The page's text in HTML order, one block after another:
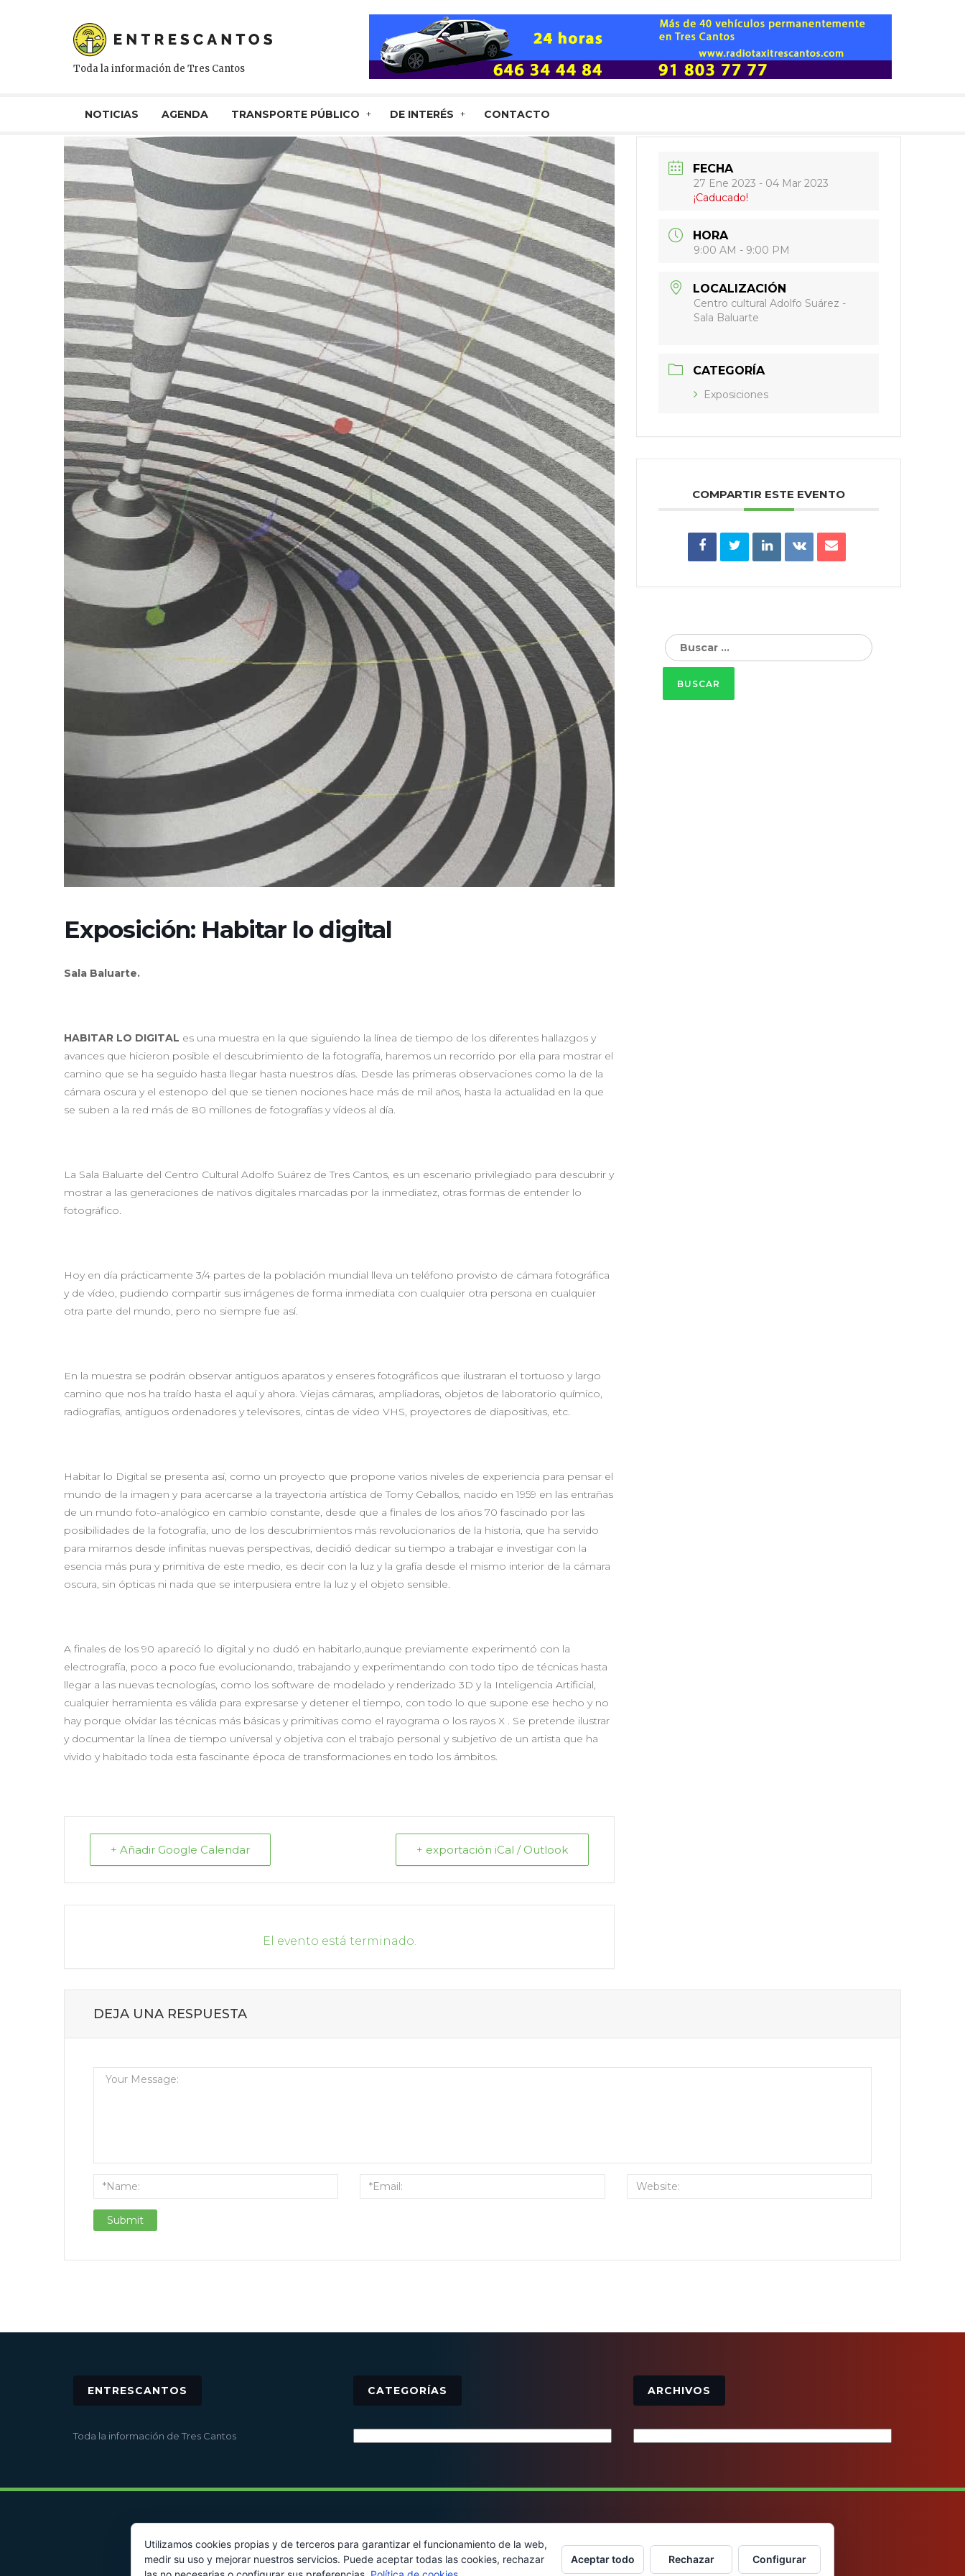
Toda la información de Tres Cantos
NOTICIAS AGENDA TRANSPORTE PÚBLICO DE INTERÉS CONTACTO
Exposición: Habitar lo digital
Sala Baluarte.
HABITAR LO DIGITAL es una muestra en la que siguiendo la línea de tiempo de los diferentes hallazgos y
avances que hicieron posible el descubrimiento de la fotografía, haremos un recorrido por ella para mostrar el
camino que se ha seguido hasta llegar hasta nuestros días. Desde las primeras observaciones como la de la
cámara oscura y el estenopo del que se tienen nociones hace más de mil años, hasta la actualidad en la que
se suben a la red más de 80 millones de fotografías y vídeos al día.
La Sala Baluarte del Centro Cultural Adolfo Suárez de Tres Cantos, es un escenario privilegiado para descubrir y
mostrar a las generaciones de nativos digitales marcadas por la inmediatez, otras formas de entender lo
fotográfico.
Hoy en día prácticamente 3/4 partes de la población mundial lleva un teléfono provisto de cámara fotográfica
y de vídeo, pudiendo compartir sus imágenes de forma inmediata con cualquier otra persona en cualquier
otra parte del mundo, pero no siempre fue así.
En la muestra se podrán observar antiguos aparatos y enseres fotográficos que ilustraran el tortuoso y largo
camino que nos ha traído hasta el aquí y ahora. Viejas cámaras, ampliadoras, objetos de laboratorio químico,
radiografías, antiguos ordenadores y televisores, cintas de video VHS, proyectores de diapositivas, etc.
Habitar lo Digital se presenta así, como un proyecto que propone varios niveles de experiencia para pensar el
mundo de la imagen y para acercarse a la trayectoria artística de Tomy Ceballos, nacido en 1959 en las entrañas
de un mundo foto-analógico en cambio constante, desde que a finales de los años 70 fascinado por las
posibilidades de la fotografía, uno de los descubrimientos más revolucionarios de la historia, que ha servido
para mirarnos desde infinitas nuevas perspectivas, decidió dedicar su tiempo a trabajar e investigar con la
esencia más pura y primitiva de este medio, es decir con la luz y la grafía desde el mismo interior de la cámara
oscura, sin ópticas ni nada que se interpusiera entre la luz y el objeto sensible.
A finales de los 90 apareció lo digital y no dudó en habitarlo,aunque previamente experimentó con la
electrografía, poco a poco fue evolucionando, trabajando y experimentando con todo tipo de técnicas hasta
llegar a las nuevas tecnologías, como los software de modelado y renderizado 3D y la Inteligencia Artificial,
cualquier herramienta es válida para expresarse y detener el tiempo, con todo lo que supone ese hecho y no
hay porque olvidar las técnicas más básicas y primitivas como el rayograma o los rayos X . Se pretende ilustrar
y documentar la línea de tiempo universal y objetiva con el trabajo personal y subjetivo de un artista que ha
vivido y habitado toda esta fascinante época de transformaciones en todo los ámbitos.
+ Añadir Google Calendar + exportación iCal / Outlook
El evento está terminado.
FECHA
27 Ene 2023 - 04 Mar 2023
¡Caducado!
HORA
9:00 AM - 9:00 PM
LOCALIZACIÓN
Centro cultural Adolfo Suárez -
Sala Baluarte
CATEGORÍA
Exposiciones
COMPARTIR ESTE EVENTO
Buscar:
DEJA UNA RESPUESTA
ENTRESCANTOS
Toda la información de Tres Cantos
CATEGORÍAS ARCHIVOS
© 2016 - Todos los derechos reservados
Utilizamos cookies propias y de terceros para garantizar el funcionamiento de la web,
medir su uso y mejorar nuestros servicios. Puede aceptar todas las cookies, rechazar
Aceptar todo Rechazar Configurar